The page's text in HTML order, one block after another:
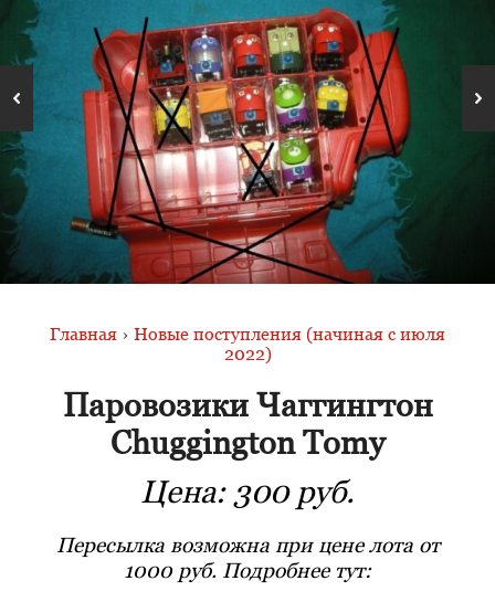
Главная › Новые поступления (начиная с июля
2022)
Паровозики Чаггингтон
Chuggington Tomy
Цена: 300 руб.
Пересылка возможна при цене лота от
1000 руб. Подробнее тут: